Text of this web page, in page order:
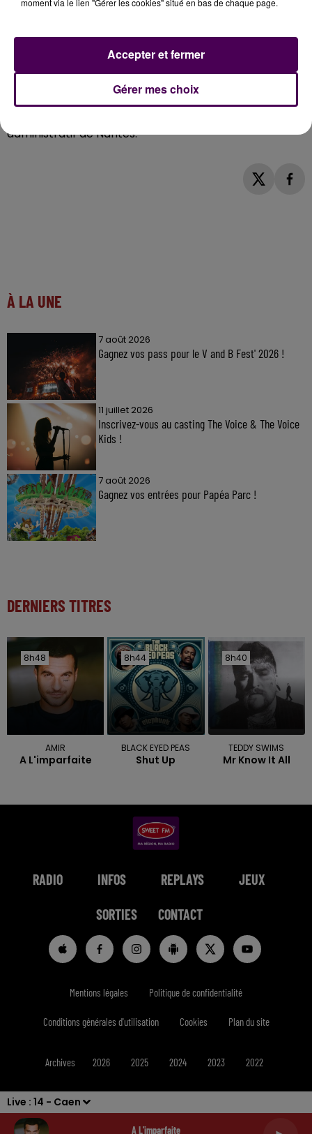
Live : 14 - Caen
A L'imparfaite
ceux qui ne sont pas de confession musulmane- : la
-"dissimulation"en français- ayant
alors été évoquée pour convaincre les fidèles de se
rendre dans une église. Les responsables incriminés
disposent d'un délai de deux mois s’ils souhaitent faire
administratif de Nantes.
À LA UNE
7 août 2026
Gagnez vos pass pour le V and B Fest' 2026 !
11 juillet 2026
Inscrivez-vous au casting The Voice & The Voice
Kids !
7 août 2026
Gagnez vos entrées pour Papéa Parc !
DERNIERS TITRES
8h48
8h48
AMIR
A L'imparfaite
8h44
8h44
BLACK EYED PEAS
Shut Up
8h40
8h40
TEDDY SWIMS
Mr Know It All
RADIO INFOS REPLAYS JEUX
SORTIES CONTACT
Mentions légales Politique de confidentialité
Conditions générales d'utilisation Cookies Plan du site
Archives 2026 2025 2024 2023 2022
moment via le lien "Gérer les cookies" situé en bas de chaque page.
Gérer mes choix
Accepter et fermer